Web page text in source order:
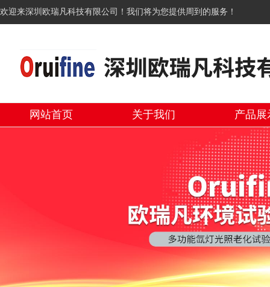
欢迎来深圳欧瑞凡科技有限公司！我们将为您提供周到的服务！
网站首页 关于我们 产品展